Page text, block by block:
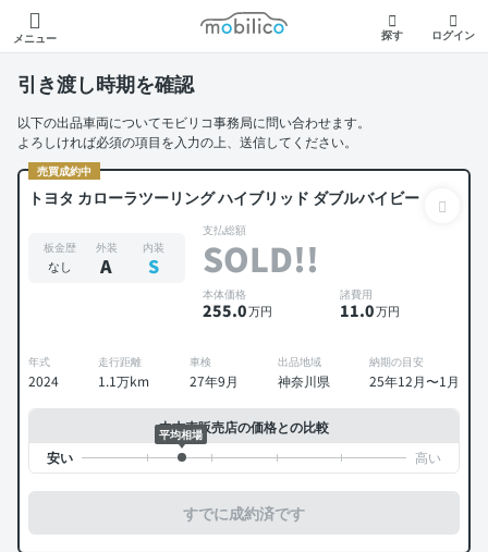
メニュー
モビリコ
探す ログイン
引き渡し時期を確認
以下の出品車両についてモビリコ事務局に問い合わせます。
よろしければ必須の項目を入力の上、送信してください。
売買成約中
トヨタ カローラツーリング ハイブリッド ダブルバイビー
板金歴
なし
外装
A
内装
S
支払総額
SOLD!!
本体価格
255.0万円
諸費用
11.0万円
年式
2024
走行距離
1.1万km
車検
27年9月
出品地域
神奈川県
納期の目安
25年12月〜1月
中古車販売店の価格との比較
平均相場
すでに成約済です